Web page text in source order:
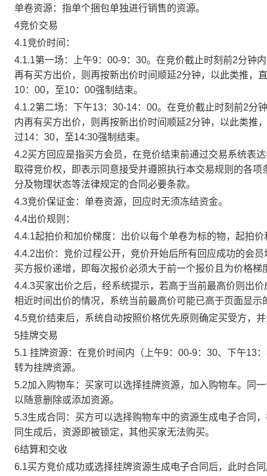
单卷资源：指单个捆包单独进行销售的资源。
4竞价交易
4.1竞价时间：
4.1.1第一场：上午9：00-9：30。在竞价截止时刻前2分钟
再有买方出价，则再按新出价时间顺延2分钟，以此类推，
10：00，至10：00强制结束。
4.1.2第二场：下午13：30-14：00。在竞价截止时刻前2分
内再有买方出价，则再按新出价时间顺延2分钟，以此类推
过14：30，至14:30强制结束。
4.2买方回应是指买方会员，在竞价结束前通过交易系统表
取得竞价权，即表示同意接受并遵照执行本交易规则的各
分及物理状态等法律规定的合同必要条款。
4.3竞价保证金：单卷资源，回应时无须冻结资金。
4.4出价规则：
4.4.1起拍价和加价梯度：出价以每个单卷为标的物，起拍
4.4.2出价：竞价过程公开，竞价开始后所有回应成功的会
买方报价递增，即每次报价必须大于前一个报价且为价格
4.4.3买家出价之后，经系统提示，若高于当前最高价则出
相近时间出价的情况，系统当前最高价可能已高于页面显示
4.5竞价结束后，系统自动按照价格优先原则确定买受方，
5挂牌交易
5.1 挂牌资源：在竞价时间内（上午9：00-9：30、下午13
转为挂牌资源。
5.2加入购物车：买家可以选择挂牌资源，加入购物车。同
以随意删除或添加资源。
5.3生成合同：买方可以选择购物车中的资源生成电子合同
同生成后，资源即被锁定，其他买家无法购买。
6结算和交收
6.1买方竞价成功或选择挂牌资源生成电子合同后，此时合